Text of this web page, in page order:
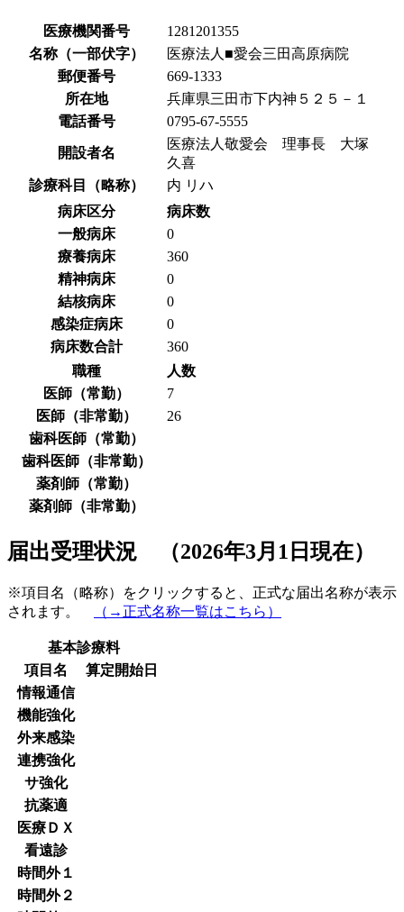
医療機関番号
1281201355
名称（一部伏字）
医療法人■愛会三田高原病院
郵便番号
669-1333
所在地
兵庫県三田市下内神５２５－１
電話番号
0795-67-5555
開設者名
医療法人敬愛会 理事長 大塚
久喜
診療科目（略称）
内 リハ
病床区分
病床数
一般病床
0
療養病床
360
精神病床
0
結核病床
0
感染症病床
0
病床数合計
360
職種
人数
医師（常勤）
7
医師（非常勤）
26
歯科医師（常勤）
歯科医師（非常勤）
薬剤師（常勤）
薬剤師（非常勤）
届出受理状況 （2026年3月1日現在）
※項目名（略称）をクリックすると、正式な届出名称が表示
されます。
（→正式名称一覧はこちら）
基本診療料
項目名
算定開始日
情報通信
機能強化
外来感染
連携強化
サ強化
抗薬適
医療ＤＸ
看遠診
時間外１
時間外２